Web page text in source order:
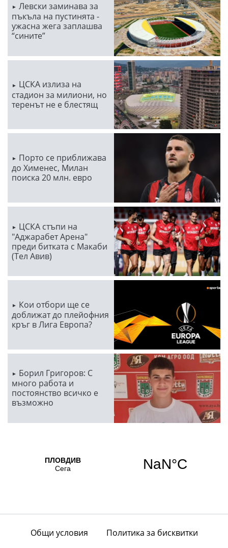
Левски заминава за
пъкъла на пустинята -
ужасна жега заплашва
“сините”
ЦСКА излиза на
стадион за милиони, но
теренът не е блестящ
Порто се приближава
до Хименес, Милан
поиска 20 млн. евро
ЦСКА стъпи на
"Аджарабет Арена"
преди битката с Макаби
(Тел Авив)
Кои отбори ще се
доближат до плейофния
кръг в Лига Европа?
Борил Григоров: С
много работа и
постоянство всичко е
възможно
Общи условия
Политика за бисквитки